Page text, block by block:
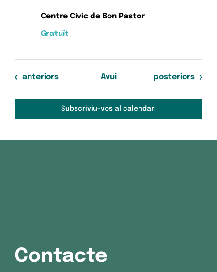
Centre Cívic de Bon Pastor
Gratuït
Esdeveniments
anteriors Avui Esdeveniments
posteriors
Subscriviu-vos al calendari
Contacte